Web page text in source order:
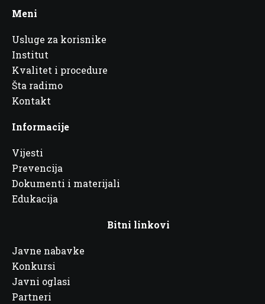
Meni
Usluge za korisnike
Institut
Kvalitet i procedure
Šta radimo
Kontakt
Informacije
Vijesti
Prevencija
Dokumenti i materijali
Edukacija
Bitni linkovi
Javne nabavke
Konkursi
Javni oglasi
Partneri